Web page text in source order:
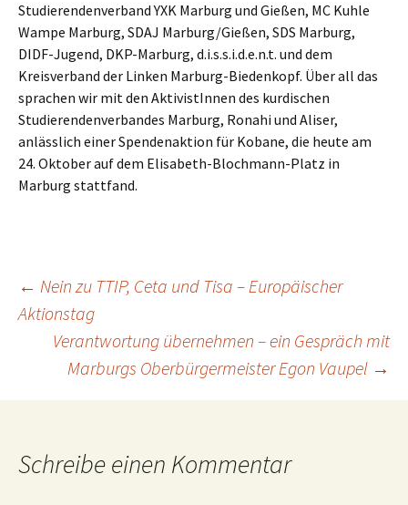
Studierendenverband YXK Marburg und Gießen, MC Kuhle
Wampe Marburg, SDAJ Marburg/Gießen, SDS Marburg,
DIDF-Jugend, DKP-Marburg, d.i.s.s.i.d.e.n.t. und dem
Kreisverband der Linken Marburg-Biedenkopf. Über all das
sprachen wir mit den AktivistInnen des kurdischen
Studierendenverbandes Marburg, Ronahi und Aliser,
anlässlich einer Spendenaktion für Kobane, die heute am
24. Oktober auf dem Elisabeth-Blochmann-Platz in
Marburg stattfand.
Beitragsnavigation
← Nein zu TTIP, Ceta und Tisa – Europäischer
Aktionstag
Verantwortung übernehmen – ein Gespräch mit
Marburgs Oberbürgermeister Egon Vaupel →
Schreibe einen Kommentar